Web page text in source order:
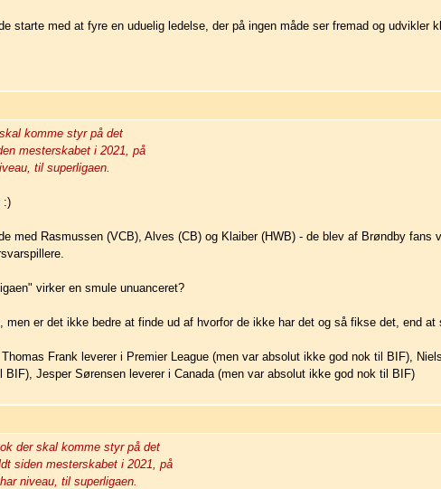
starte med at fyre en uduelig ledelse, der på ingen måde ser fremad og udvikler
komme styr på det
mesterskabet i 2021, på
til superligaen.
:)
med Rasmussen (VCB), Alves (CB) og Klaiber (HWB) - de blev af Brøndby fans
virker en smule unuanceret?
men er det ikke bedre at finde ud af hvorfor de ikke har det og så fikse det, end at
Frank leverer i Premier League (men var absolut ikke god nok til BIF),
Jesper Sørensen leverer i Canada (men var absolut ikke god nok til BIF)
der skal komme styr på det
siden mesterskabet i 2021, på
niveau, til superligaen.